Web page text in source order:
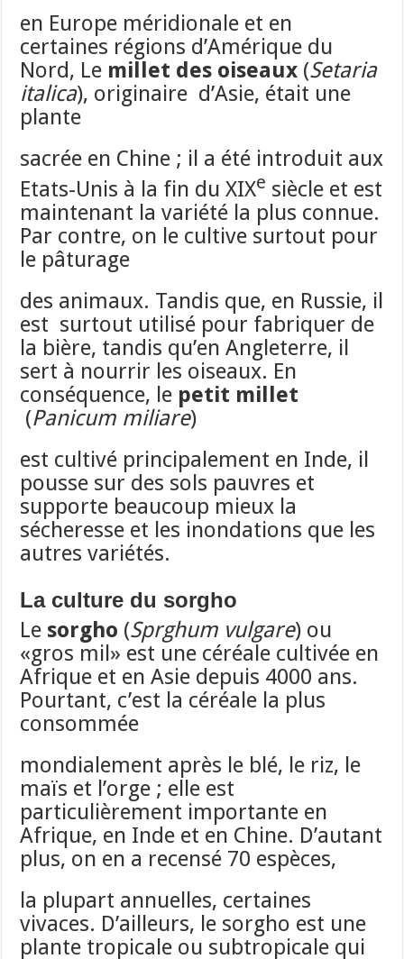
en Europe méridionale et en
certaines régions d’Amérique du
Nord, Le millet des oiseaux (Setaria
italica), originaire d’Asie, était une
plante
sacrée en Chine ; il a été introduit aux
Etats-Unis à la fin du XIXe siècle et est
maintenant la variété la plus connue.
Par contre, on le cultive surtout pour
le pâturage
des animaux. Tandis que, en Russie, il
est surtout utilisé pour fabriquer de
la bière, tandis qu’en Angleterre, il
sert à nourrir les oiseaux. En
conséquence, le petit millet
(Panicum miliare)
est cultivé principalement en Inde, il
pousse sur des sols pauvres et
supporte beaucoup mieux la
sécheresse et les inondations que les
autres variétés.
La culture du sorgho
Le sorgho (Sprghum vulgare) ou
«gros mil» est une céréale cultivée en
Afrique et en Asie depuis 4000 ans.
Pourtant, c’est la céréale la plus
consommée
mondialement après le blé, le riz, le
maïs et l’orge ; elle est
particulièrement importante en
Afrique, en Inde et en Chine. D’autant
plus, on en a recensé 70 espèces,
la plupart annuelles, certaines
vivaces. D’ailleurs, le sorgho est une
plante tropicale ou subtropicale qui